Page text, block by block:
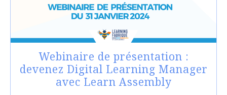
Webinaire de présentation :
devenez Digital Learning Manager
avec Learn Assembly